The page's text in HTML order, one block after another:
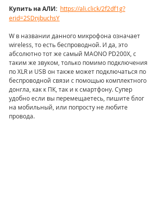
Купить на АЛИ: https://ali.click/2f2df1g?
erid=2SDnjbuchsY
W в названии данного микрофона означает
wireless, то есть беспроводной. И да, это
абсолютно тот же самый MAONO PD200X, с
таким же звуком, только помимо подключения
по XLR и USB он также может подключаться по
беспроводной связи с помощью комплектного
донгла, как к ПК, так и к смартфону. Супер
удобно если вы перемещаетесь, пишите блог
на мобильный, или попросту не любите
провода.